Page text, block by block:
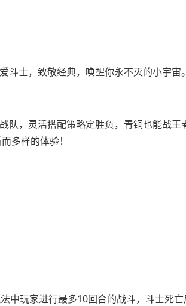
斗士，致敬经典，唤醒你永不灭的小宇宙。
队，灵活搭配策略定胜负，青铜也能战王
多样的体验！
中玩家进行最多10回合的战斗，斗士死